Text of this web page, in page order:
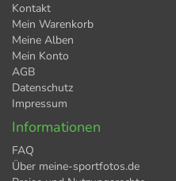
Kontakt
Mein Warenkorb
Meine Alben
Mein Konto
AGB
Datenschutz
Impressum
Informationen
FAQ
Über meine-sportfotos.de